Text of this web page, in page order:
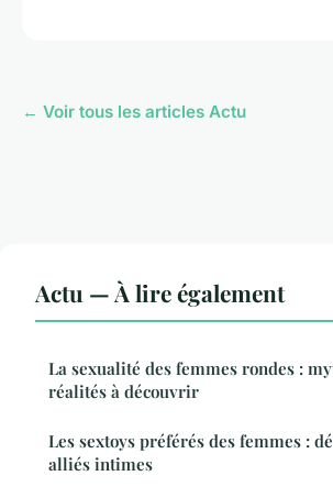
← Voir tous les articles Actu
Actu — À lire également
La sexualité des femmes rondes :
réalités à découvrir
Les sextoys préférés des femmes :
alliés intimes